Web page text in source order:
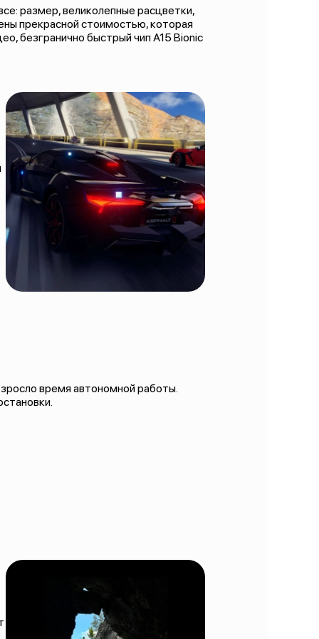
размер, великолепные расцветки,
прекрасной стоимостью, которая
безгранично быстрый чип A15 Bionic
время автономной работы.